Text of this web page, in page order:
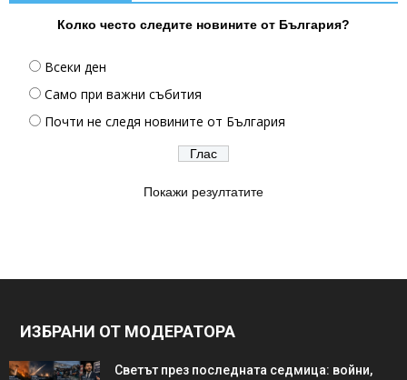
Колко често следите новините от България?
Всеки ден
Само при важни събития
Почти не следя новините от България
Покажи резултатите
ИЗБРАНИ ОТ МОДЕРАТОРА
Светът през последната седмица: войни,